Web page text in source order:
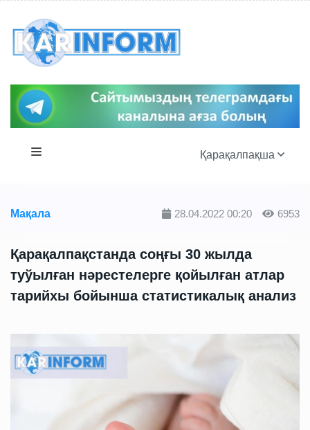
Қарақалпақша
Мақала 28.04.2022 00:20 6953
Қарақалпақстанда соңғы 30 жылда
туўылған нәрестелерге қойылған атлар
тарийхы бойынша статистикалық анализ